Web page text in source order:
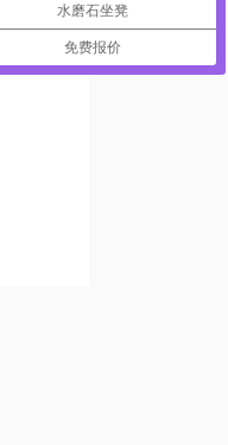
水磨石坐凳
免费报价